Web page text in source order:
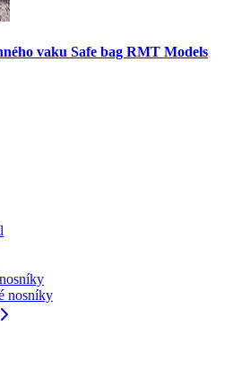
vaku Safe bag RMT Models
nosníky